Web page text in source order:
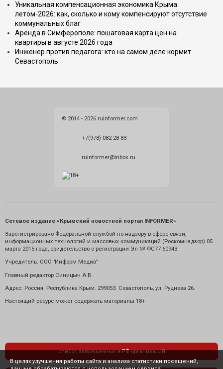
Уникальная компенсационная экономика Крыма
летом-2026: как, сколько и кому компенсируют отсутствие
коммунальных благ
Аренда в Симферополе: пошаговая карта цен на
квартиры в августе 2026 года
Инженер против педагога: кто на самом деле кормит
Севастополь
© 2014 - 2026 ruinformer.com
+7(978) 082 28 83
ruinformer@inbox.ru
Сетевое издание «Крымский новостной портал INFORMER»
Зарегистрировано Федеральной службой по надзору в сфере связи,
информационных технологий и массовых коммуникаций (Роскомнадзор) 05
марта 2015 года, свидетельство о регистрации Эл № ФС77-60943.
Учредитель: ООО "Информ Медиа"
Главный редактор Синицын А.В.
Адрес: Россия. Республика Крым. 299053. Севастополь, ул. Руднева 26.
Настоящий ресурс может содержать материалы 18+
список запрещенных в РФ организаций
В целях улучшения работы сайта и анализа статистики посещений,